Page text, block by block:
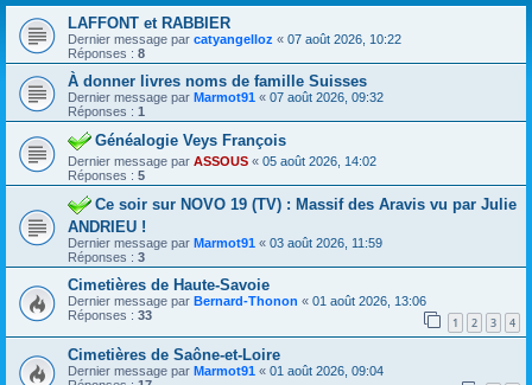
LAFFONT et RABBIER
Dernier message par catyangelloz « 07 août 2026, 10:22
Réponses : 8
À donner livres noms de famille Suisses
Dernier message par Marmot91 « 07 août 2026, 09:32
Réponses : 1
Généalogie Veys François
Dernier message par ASSOUS « 05 août 2026, 14:02
Réponses : 5
Ce soir sur NOVO 19 (TV) : Massif des Aravis vu par Julie
ANDRIEU !
Dernier message par Marmot91 « 03 août 2026, 11:59
Réponses : 3
Cimetières de Haute-Savoie
Dernier message par Bernard-Thonon « 01 août 2026, 13:06
Réponses : 33 1 2 3 4
Cimetières de Saône-et-Loire
Dernier message par Marmot91 « 01 août 2026, 09:04